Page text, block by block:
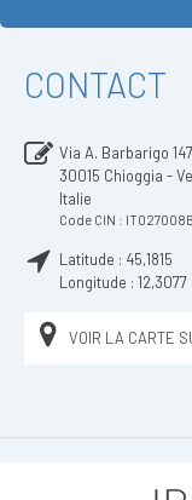
CONTACT
Via A. Barbarigo 147
30015 Chioggia -
Italie
Code CIN :
Latitude : 45,1815
Longitude : 12,3077
VOIR LA CARTE